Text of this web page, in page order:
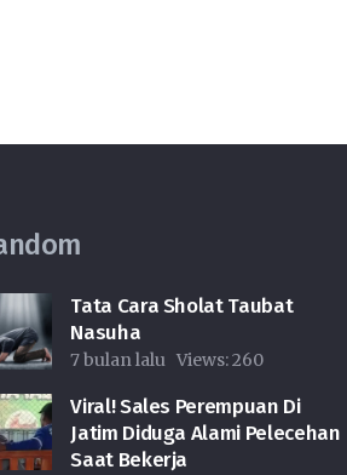
Tata Cara Sholat Taubat
Nasuha
7 bulan lalu Views:260
Viral! Sales Perempuan Di
Jatim Diduga Alami Pelecehan
Saat Bekerja